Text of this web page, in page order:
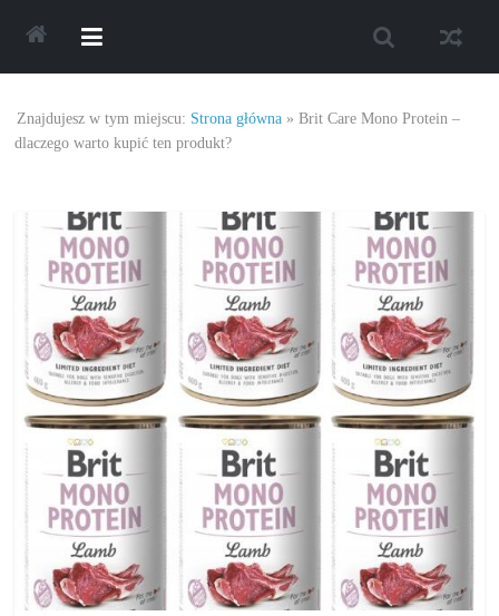
content
Najlepsze
oferty
oraz
promocje.
Porady
dotyczące
zakupów,
aby
wiedzieć,
Znajdujesz w tym miejscu: Strona główna »Brit Care Mono Protein –
dlaczego warto kupić ten produkt?